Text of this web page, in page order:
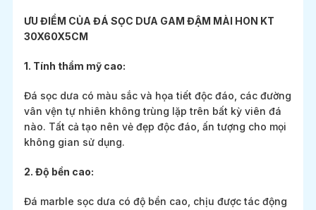
ƯU ĐIỂM CỦA ĐÁ SỌC DƯA GAM ĐẬM MÀI HON KT
30X60X5CM
1. Tính thẩm mỹ cao:
Đá sọc dưa có màu sắc và họa tiết độc đáo, các đường
vân vện tự nhiên không trùng lặp trên bất kỳ viên đá
nào. Tất cả tạo nên vẻ đẹp độc đáo, ấn tượng cho mọi
không gian sử dụng.
2. Độ bền cao:
Đá marble sọc dưa có độ bền cao, chịu được tác động